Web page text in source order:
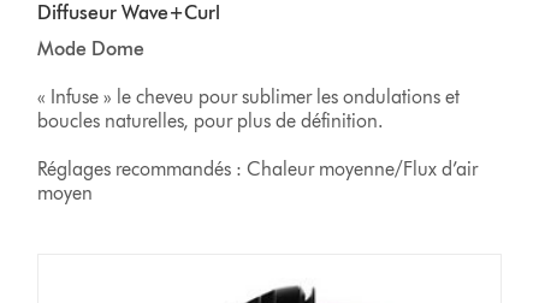
Diffuseur Wave+Curl
Mode Dome
« Infuse » le cheveu pour sublimer les ondulations et
boucles naturelles, pour plus de définition.
Réglages recommandés : Chaleur moyenne/Flux d’air
moyen